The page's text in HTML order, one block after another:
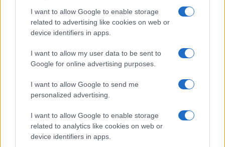
I want to allow Google to enable storage
related to advertising like cookies on web or
device identifiers in apps.
I want to allow my user data to be sent to
Google for online advertising purposes.
I want to allow Google to send me
personalized advertising.
I want to allow Google to enable storage
related to analytics like cookies on web or
device identifiers in apps.
IAB Hellas: Νέα Διοικούσα Επιτροπή και νέο Διοικητικό
Συμβούλιο - Πρόεδρος ο Γαληνός Γιαγλής
Η Toyota φέρνει νέα γενιά
μπαταριών για τα υβριδικά
Σε κινεζική… πολιορκία η